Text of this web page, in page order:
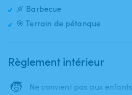
🍖 Barbecue
🎯 Terrain de pétanque
Règlement intérieur
🧒 Ne convient pas aux enfants